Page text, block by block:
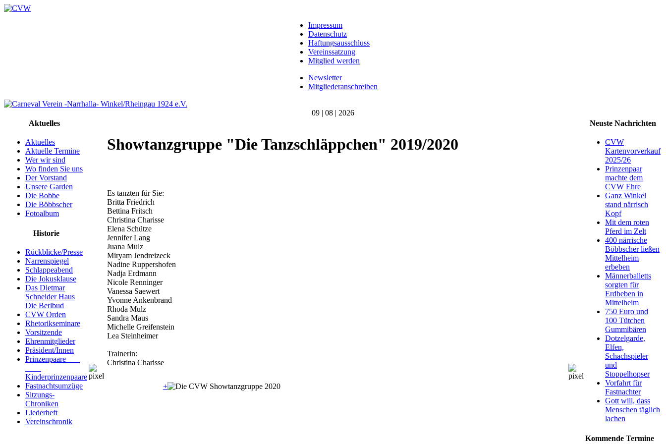
Impressum
Datenschutz
Haftungsausschluss
Vereinssatzung
Mitglied werden
Newsletter
Mitgliederanschreiben
09 | 08 | 2026
Aktuelles
Aktuelles
Aktuelle Termine
Wer wir sind
Wo finden Sie uns
Der Vorstand
Unsere Garden
Die Bobbe
Die Böbbscher
Fotoalbum
Historie
Rückblicke/Presse
Narrenspiegel
Schlappeabend
Die Jokusklause
Das Dietmar
Schneider Haus
Die Berlbud
CVW Orden
Rhetorikseminare
Vorsitzende
Ehrenmitglieder
Präsident/Innen
Prinzenpaare
Kinderprinzenpaare
Fastnachtsumzüge
Sitzungs-
Chroniken
Liederheft
Vereinschronik
Showtanzgruppe "Die Tanzschläppchen" 2019/2020
Es tanzten für Sie:
Britta Friedrich
Bettina Fritsch
Christina Charisse
Elena Schütze
Jennifer Lang
Juana Mulz
Miryam Jendreizeck
Nadine Ruppershofen
Nadja Erdmann
Nicole Renninger
Vanessa Saewert
Yvonne Ankenbrand
Rhoda Mulz
Sandra Maus
Michelle Greifenstein
Lea Steinheimer
Trainerin:
Christina Charisse
+
Neuste Nachrichten
CVW
Kartenvorverkauf
2025/26
Prinzenpaar
machte dem
CVW Ehre
Ganz Winkel
stand närrisch
Kopf
Mit dem roten
Pferd im Zelt
400 närrische
Böbbscher ließen
Mittelheim
erbeben
Männerballetts
sorgten für
Erdbeben in
Mittelheim
750 Euro und
100 Tütchen
Gummibären
Dotzelgarde,
Elfen,
Schachspieler
und
Stoppelhopser
Vorfahrt für
Fastnachter
Gott will, dass
Menschen täglich
lachen
Kommende Termine